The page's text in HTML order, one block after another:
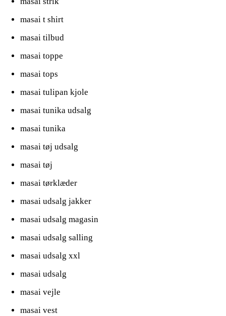
masai t shirt
masai tilbud
masai toppe
masai tops
masai tulipan kjole
masai tunika udsalg
masai tunika
masai tøj udsalg
masai tøj
masai tørklæder
masai udsalg jakker
masai udsalg magasin
masai udsalg salling
masai udsalg xxl
masai udsalg
masai vejle
masai vest